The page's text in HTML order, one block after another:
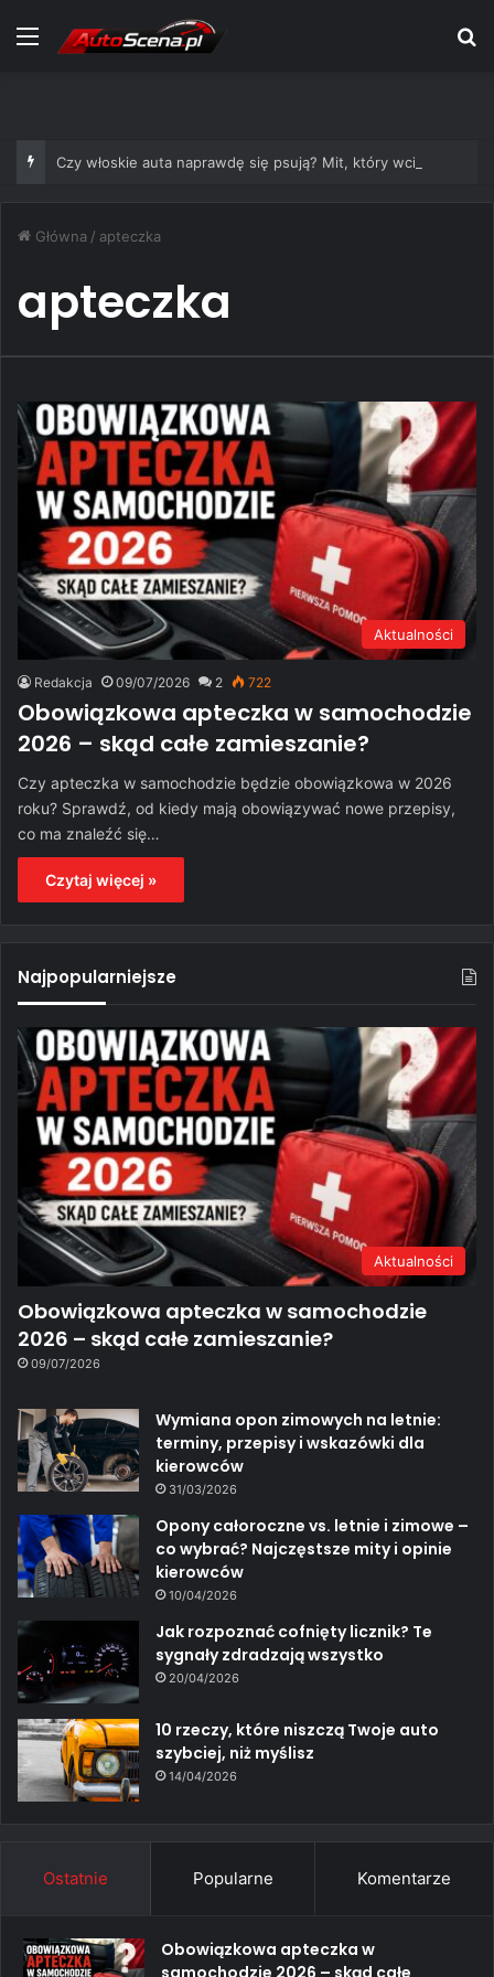
Menu
Główna / apteczka
apteczka
Aktualności
Redakcja 09/07/2026 2 722
Obowiązkowa apteczka w samochodzie
2026 – skąd całe zamieszanie?
Czy apteczka w samochodzie będzie obowiązkowa w 2026
roku? Sprawdź, od kiedy mają obowiązywać nowe przepisy,
co ma znaleźć się…
Czytaj więcej »
Najpopularniejsze
Aktualności
Obowiązkowa apteczka w samochodzie
2026 – skąd całe zamieszanie?
09/07/2026
Wymiana opon zimowych na letnie:
terminy, przepisy i wskazówki dla
kierowców
31/03/2026
Opony całoroczne vs. letnie i zimowe –
co wybrać? Najczęstsze mity i opinie
kierowców
10/04/2026
Jak rozpoznać cofnięty licznik? Te
sygnały zdradzają wszystko
20/04/2026
10 rzeczy, które niszczą Twoje auto
szybciej, niż myślisz
14/04/2026
Ostatnie Popularne Komentarze
Obowiązkowa apteczka w